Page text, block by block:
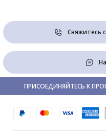
Свяжитесь
ПРИСОЕДИНЯЙТЕСЬ К